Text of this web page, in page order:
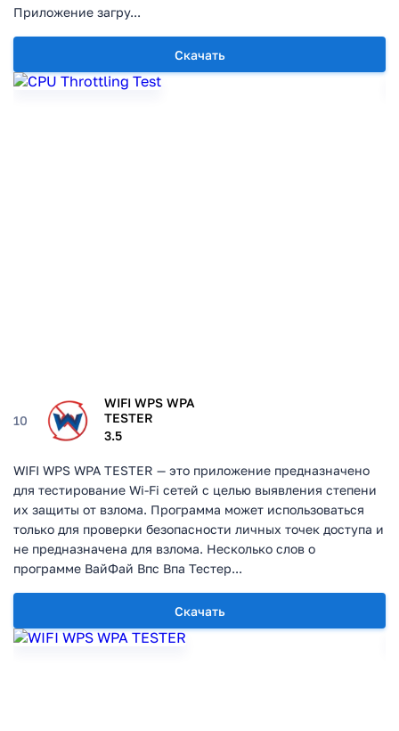
Скачать
Приложение загру...
10
WIFI WPS WPA
TESTER
3.5
Скачать
WIFI WPS WPA TESTER — это приложение предназначено
для тестирование Wi-Fi сетей с целью выявления степени
их защиты от взлома. Программа может использоваться
только для проверки безопасности личных точек доступа и
не предназначена для взлома. Несколько слов о
программе ВайФай Впс Впа Тестер...